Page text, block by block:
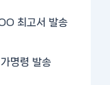
최고서 발송
명령 발송